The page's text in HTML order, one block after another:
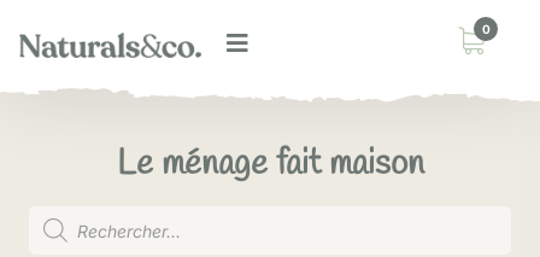
0
Le ménage fait maison